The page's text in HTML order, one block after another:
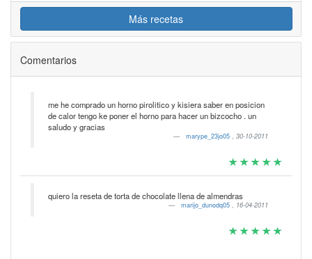
Más recetas
Comentarios
me he comprado un horno pirolitico y kisiera saber en posicion
de calor tengo ke poner el horno para hacer un bizcocho . un
saludo y gracias
marype_23jo05 , 30-10-2011
quiero la reseta de torta de chocolate llena de almendras
marijo_dunodq05 , 16-04-2011